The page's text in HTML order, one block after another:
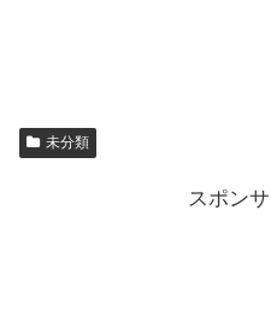
未分類
スポン